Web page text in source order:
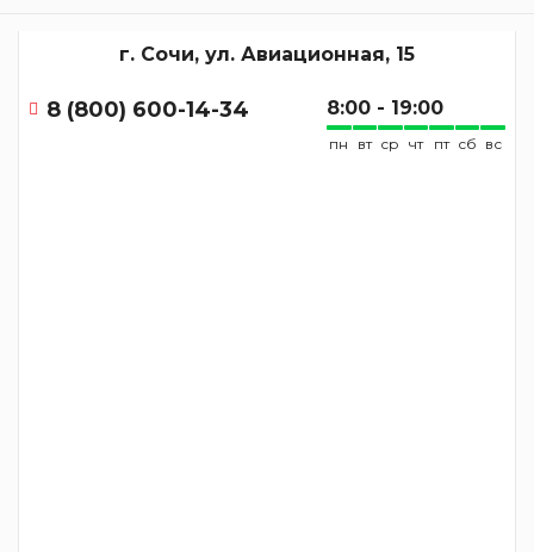
г. Сочи, ул. Авиационная, 15
8 (800) 600-14-34 8:00 - 19:00
пн вт ср чт пт сб вс